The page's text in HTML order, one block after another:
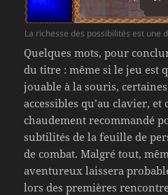
La richesse des possibilités est une
Quelques mots, pour
du titre : même si le jeu est
jouable à la souris,
accessibles qu’au clavier,
chaudement recommandé
subtilités de la feuille de
de combat. Malgré tout,
aventureux laissera
lors des premières